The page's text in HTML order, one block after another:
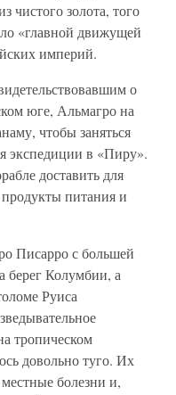
чистого золота, того
«главной движущей
империй.
о
юге, Альмагро на
чтобы заняться
экспедиции в «Пиру».
доставить для
питания и
Писарро с большей
берег Колумбии, а
Руиса
тропическом
довольно туго. Их
болезни и,